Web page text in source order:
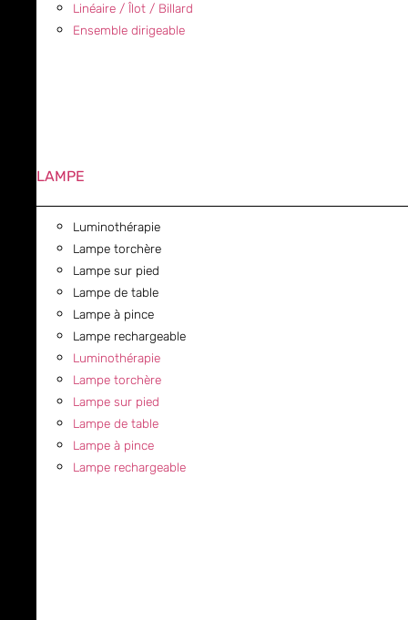
Linéaire / Îlot / Billard
Ensemble dirigeable
LAMPE
Luminothérapie
Lampe torchère
Lampe sur pied
Lampe de table
Lampe à pince
Lampe rechargeable
Luminothérapie
Lampe torchère
Lampe sur pied
Lampe de table
Lampe à pince
Lampe rechargeable